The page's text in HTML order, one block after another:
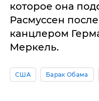
которое она
Расмуссен
канцлером
Меркель.
США Барак Обама